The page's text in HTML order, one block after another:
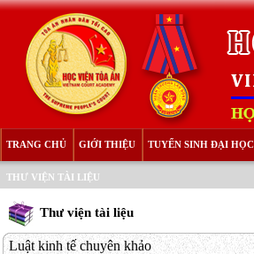
TRANG CHỦ GIỚI THIỆU TUYỂN SINH ĐẠI
THƯ VIỆN TÀI LIỆU
Thư viện tài liệu
Luật kinh tế chuyên khảo